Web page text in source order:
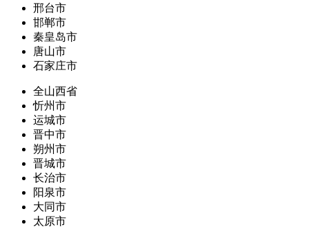
邢台市
邯郸市
秦皇岛市
唐山市
石家庄市
全山西省
忻州市
运城市
晋中市
朔州市
晋城市
长治市
阳泉市
大同市
太原市